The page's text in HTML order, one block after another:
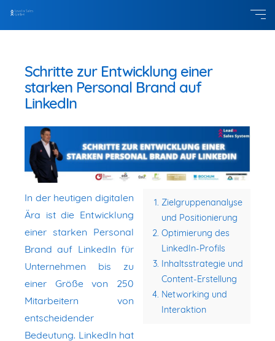
Schritte zur Entwicklung einer
starken Personal Brand auf
LinkedIn
Zielgruppenanalyse
und Positionierung
Optimierung des
LinkedIn-Profils
Inhaltsstrategie und
Content-Erstellung
Networking und
Interaktion
In der heutigen digitalen
Ära ist die Entwicklung
einer starken Personal
Brand auf LinkedIn für
Unternehmen bis zu
einer Größe von 250
Mitarbeitern von
entscheidender
Bedeutung. LinkedIn hat